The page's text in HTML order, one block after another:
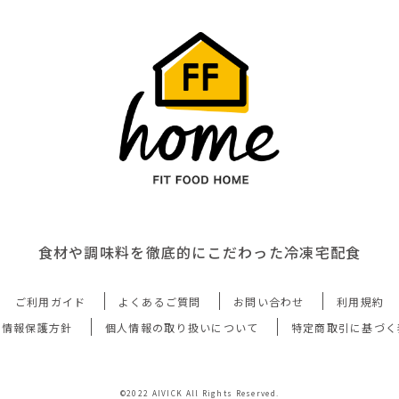
食材や調味料を徹底的にこだわった冷凍宅配食
ご利用ガイド よくあるご質問 お問い合わせ
利用規約
報保護方針
個人情報の取り扱いについて 特定商取引に基づ
©2022 AIVICK All Rights Reserved.